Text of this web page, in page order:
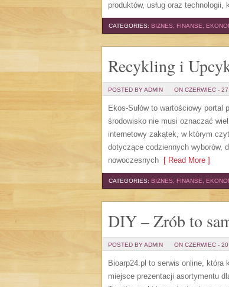
produktów, usług oraz technologii,
CATEGORIES: BIZNES, FINANSE,
Recykling i
POSTED BY ADMIN ON CZERWIEC -
Ekos-Sułów to wartościowy
środowisko nie musi oznaczać
internetowy zakątek, w którym
dotyczące codziennych wyborów,
nowoczesnych [ Read More ]
CATEGORIES: BIZNES, FINANSE,
DIY – Zrób to
POSTED BY ADMIN ON CZERWIEC -
Bioarp24.pl to serwis online, która
miejsce prezentacji asortymentu